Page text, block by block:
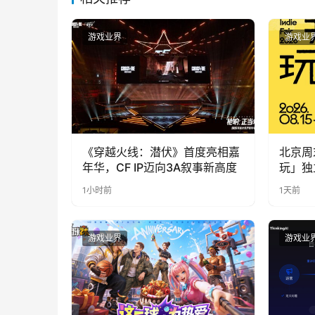
游戏业界
《穿越火线：潜伏》首度亮相嘉
年华，CF IP迈向3A叙事新高度
1小时前
游戏业
北京
玩」
1天前
游戏业界 游戏业